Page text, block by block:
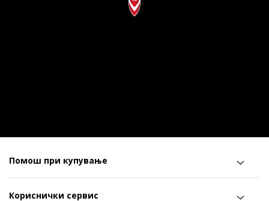
Помош при купување
Кориснички сервис